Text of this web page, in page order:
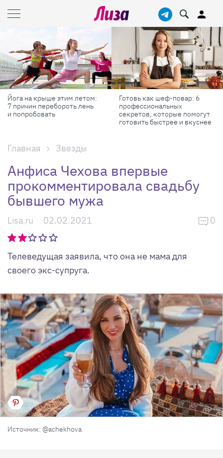
Йога на крыше этим летом:
7 причин перебороть лень
и попробовать
Готовь как шеф-повар: 6
профессиональных
секретов, которые помогут
готовить быстрее и вкуснее
Главная Звезды
Анфиса Чехова впервые
прокомментировала свадьбу
бывшего мужа
Lisa.ru 02.02.2021 0
Телеведущая заявила, что она не мама для
своего экс-супруга.
Источник: @achekhova